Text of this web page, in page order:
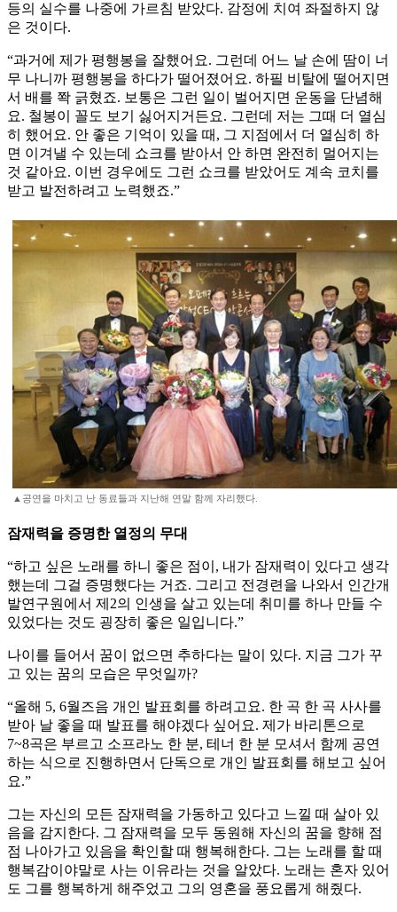
등의 실수를 나중에 가르침 받았다. 감정에 치여 좌절하지 않
은 것이다.
“과거에 제가 평행봉을 잘했어요. 그런데 어느 날 손에 땀이 너
무 나니까 평행봉을 하다가 떨어졌어요. 하필 비탈에 떨어지면
서 배를 쫙 긁혔죠. 보통은 그런 일이 벌어지면 운동을 단념해
요. 철봉이 꼴도 보기 싫어지거든요. 그런데 저는 그때 더 열심
히 했어요. 안 좋은 기억이 있을 때, 그 지점에서 더 열심히 하
면 이겨낼 수 있는데 쇼크를 받아서 안 하면 완전히 멀어지는
것 같아요. 이번 경우에도 그런 쇼크를 받았어도 계속 코치를
받고 발전하려고 노력했죠.”
▲공연을 마치고 난 동료들과 지난해 연말 함께 자리했다.
잠재력을 증명한 열정의 무대
“하고 싶은 노래를 하니 좋은 점이, 내가 잠재력이 있다고 생각
했는데 그걸 증명했다는 거죠. 그리고 전경련을 나와서 인간개
발연구원에서 제2의 인생을 살고 있는데 취미를 하나 만들 수
있었다는 것도 굉장히 좋은 일입니다.”
나이를 들어서 꿈이 없으면 추하다는 말이 있다. 지금 그가 꾸
고 있는 꿈의 모습은 무엇일까?
“올해 5, 6월즈음 개인 발표회를 하려고요. 한 곡 한 곡 사사를
받아 날 좋을 때 발표를 해야겠다 싶어요. 제가 바리톤으로
7~8곡은 부르고 소프라노 한 분, 테너 한 분 모셔서 함께 공연
하는 식으로 진행하면서 단독으로 개인 발표회를 해보고 싶어
요.”
그는 자신의 모든 잠재력을 가동하고 있다고 느낄 때 살아 있
음을 감지한다. 그 잠재력을 모두 동원해 자신의 꿈을 향해 점
점 나아가고 있음을 확인할 때 행복해한다. 그는 노래를 할 때
행복감이야말로 사는 이유라는 것을 알았다. 노래는 혼자 있어
도 그를 행복하게 해주었고 그의 영혼을 풍요롭게 해줬다.